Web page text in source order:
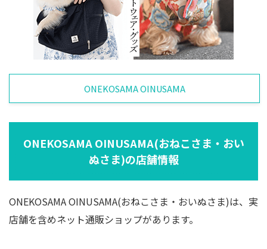
ONEKOSAMA OINUSAMA
ONEKOSAMA OINUSAMA(おねこさま・おい
ぬさま)の店舗情報
ONEKOSAMA OINUSAMA(おねこさま・おいぬさま)は、実
店舗を含めネット通販ショップがあります。